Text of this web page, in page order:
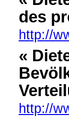
des
http://
«
http://